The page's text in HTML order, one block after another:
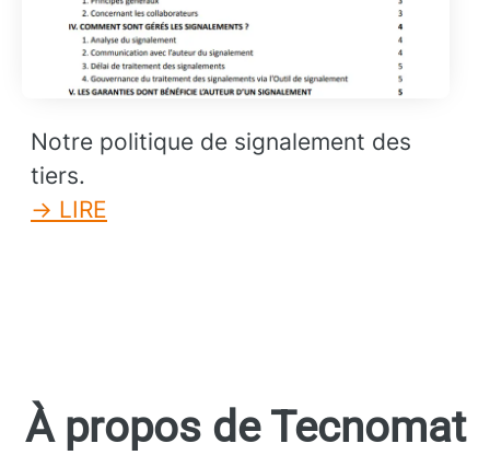
Notre politique de signalement des
tiers.
→ LIRE
À propos de Tecnomat